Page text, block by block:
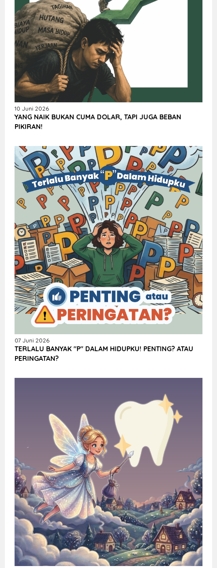
10 Juni 2026
YANG NAIK BUKAN CUMA DOLAR, TAPI JUGA BEBAN
PIKIRAN!
07 Juni 2026
TERLALU BANYAK "P" DALAM HIDUPKU! PENTING? ATAU
PERINGATAN?